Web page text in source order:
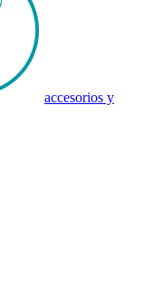
accesorios y